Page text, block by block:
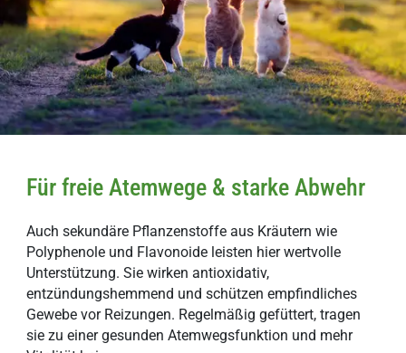
Für freie Atemwege & starke Abwehr
Auch sekundäre Pflanzenstoffe aus Kräutern wie
Polyphenole und Flavonoide leisten hier wertvolle
Unterstützung. Sie wirken antioxidativ,
entzündungshemmend und schützen empfindliches
Gewebe vor Reizungen. Regelmäßig gefüttert, tragen
sie zu einer gesunden Atemwegsfunktion und mehr